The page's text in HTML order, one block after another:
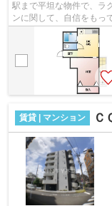
駅まで平坦な物件で、ラ
ンに関して、自信をもっ
ードで初期費用がお支払
賃貸 | マンション Ｃ